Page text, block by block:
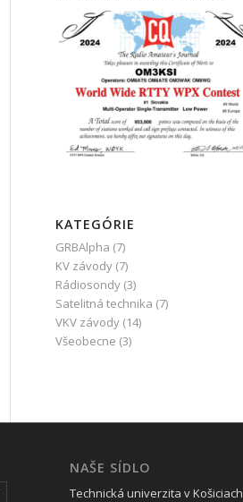
KATEGÓRIE
GRBAlpha (7)
KV závody(7)
Rádiosondy(3)
Satelitná technika (7)
VKV závody(14)
Všeobecne (3)
NAŠE SÍDLO
Technická univerzita v Košiciach